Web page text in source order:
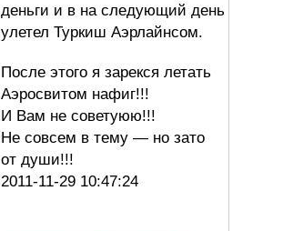
деньги и в на следующий день
улетел Туркиш Аэрлайнсом.
После этого я зарекся летать
Аэросвитом нафиг!!!
И Вам не советуюю!!!
Не совсем в тему — но зато
от души!!!
2011-11-29 10:47:24